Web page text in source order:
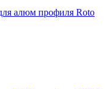
алюм профиля Roto